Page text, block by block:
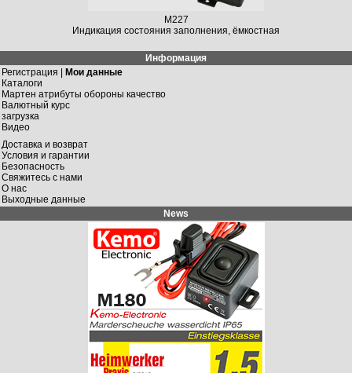
M227
Индикация состояния заполнения, ёмкостная
Информация
Регистрация | Мои данные
Каталоги
Мартен атрибуты обороны качество
Валютный курс
загрузка
Видео
Доставка и возврат
Условия и гарантии
Безопасность
Свяжитесь с нами
О нас
Выходные данные
News